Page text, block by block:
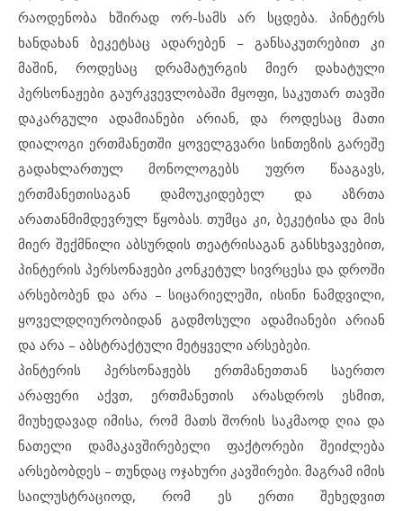
რაოდენობა ხშირად ორ-სამს არ სცდება. პინტერს
ხანდახან ბეკეტსაც ადარებენ – განსაკუთრებით კი
მაშინ, როდესაც დრამატურგის მიერ დახატული
პერსონაჟები გაურკვევლობაში მყოფი, საკუთარ თავში
დაკარგული ადამიანები არიან, და როდესაც მათი
დიალოგი ერთმანეთში ყოველგვარი სინთეზის გარეშე
გადახლართულ მონოლოგებს უფრო წააგავს,
ერთმანეთისაგან დამოუკიდებელ და აზრთა
არათანმიმდევრულ წყობას. თუმცა კი, ბეკეტისა და მის
მიერ შექმნილი აბსურდის თეატრისაგან განსხვავებით,
პინტერის პერსონაჟები კონკეტულ სივრცესა და დროში
არსებობენ და არა – სიცარიელეში, ისინი ნამდვილი,
ყოველდღიურობიდან გადმოსული ადამიანები არიან
და არა – აბსტრაქტული მეტყველი არსებები.
პინტერის პერსონაჟებს ერთმანეთთან საერთო
არაფერი აქვთ, ერთმანეთის არასდროს ესმით,
მიუხედავად იმისა, რომ მათს შორის საკმაოდ ღია და
ნათელი დამაკავშირებელი ფაქტორები შეიძლება
არსებობდეს – თუნდაც ოჯახური კავშირები. მაგრამ იმის
საილუსტრაციოდ, რომ ეს ერთი შეხედვით